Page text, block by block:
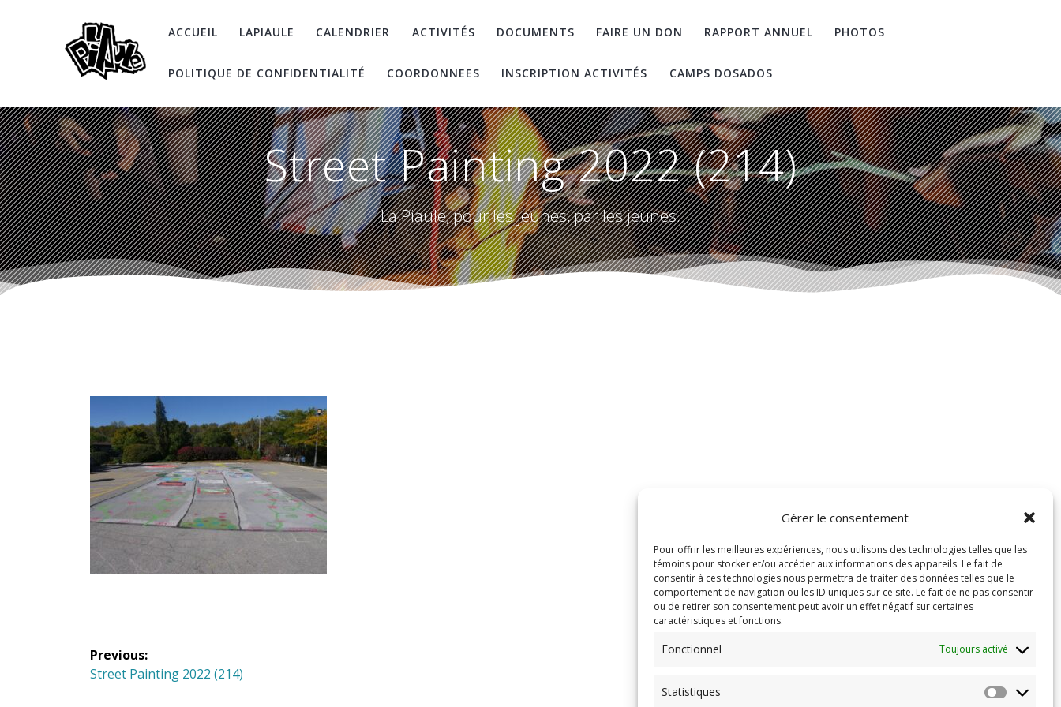
Gérer le consentement
Pour offrir les meilleures expériences, nous utilisons des technologies telles que les
témoins pour stocker et/ou accéder aux informations des appareils. Le fait de
consentir à ces technologies nous permettra de traiter des données telles que le
comportement de navigation ou les ID uniques sur ce site. Le fait de ne pas consentir
ou de retirer son consentement peut avoir un effet négatif sur certaines
caractéristiques et fonctions.
Fonctionnel Toujours activé
Statistiques
ACCUEIL LAPIAULE CALENDRIER ACTIVITÉS DOCUMENTS FAIRE UN DON RAPPORT ANNUEL PHOTOS
POLITIQUE DE CONFIDENTIALITÉ COORDONNEES INSCRIPTION ACTIVITÉS CAMPS DOSADOS
Street Painting 2022 (214)
La Piaule, pour les jeunes, par les jeunes.
Navigation
de
Previous:
Previous
Street Painting 2022 (214)